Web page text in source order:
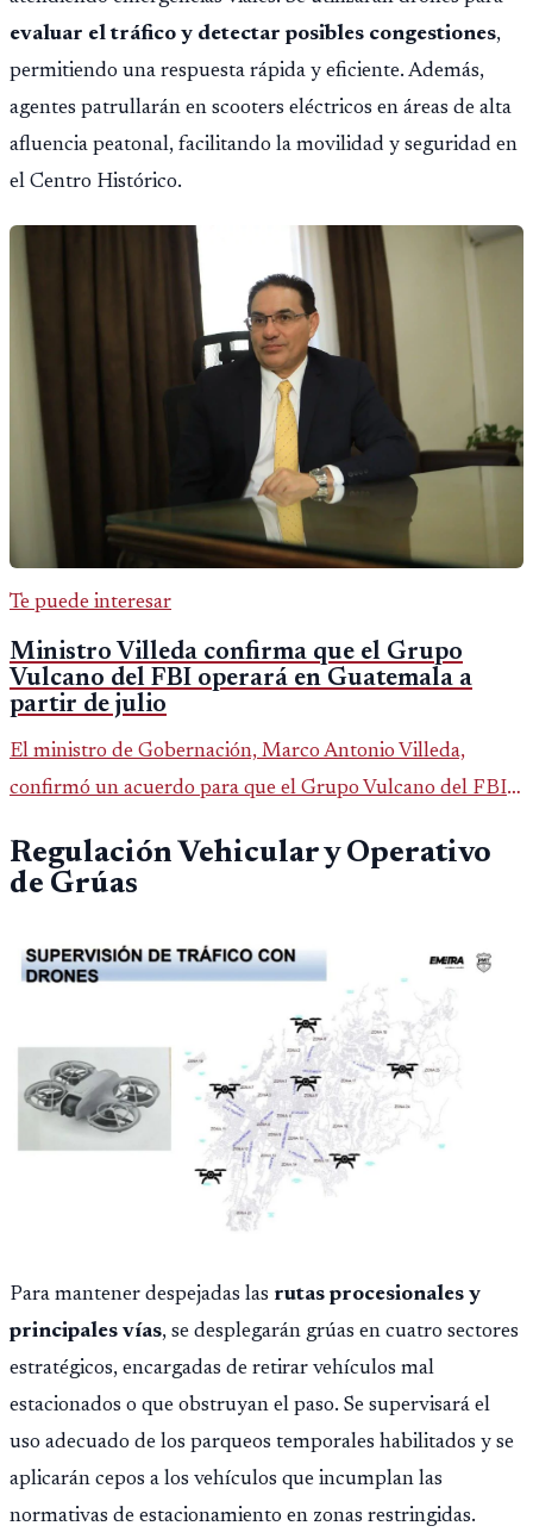
evaluar el tráfico y detectar posibles congestiones,
permitiendo una respuesta rápida y eficiente. Además,
agentes patrullarán en scooters eléctricos en áreas de alta
afluencia peatonal, facilitando la movilidad y seguridad en
el Centro Histórico.
Te puede interesar
Ministro Villeda confirma que el Grupo
Vulcano del FBI operará en Guatemala a
partir de julio
El ministro de Gobernación, Marco Antonio Villeda,
confirmó un acuerdo para que el Grupo Vulcano del FBI
fallido con la administración anterior del Ministerio
Público.
Regulación Vehicular y Operativo
de Grúas
Para mantener despejadas las rutas procesionales y
principales vías, se desplegarán grúas en cuatro sectores
estratégicos, encargadas de retirar vehículos mal
estacionados o que obstruyan el paso. Se supervisará el
uso adecuado de los parqueos temporales habilitados y se
aplicarán cepos a los vehículos que incumplan las
normativas de estacionamiento en zonas restringidas.